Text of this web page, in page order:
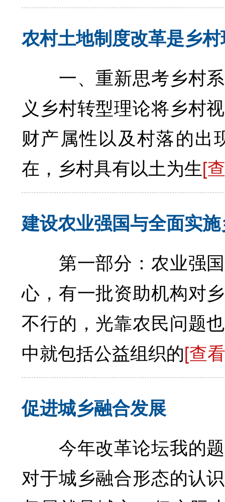
农村土地制度改革是乡
一、重新思考乡村
义乡村转型理论将乡村
财产属性以及村落的出
在，乡村具有以土为生[
建设农业强国与全面实
第一部分：农业强
心，有一批资助机构对
不行的，光靠农民问题
中就包括公益组织的[查
促进城乡融合发展
今年改革论坛我的题
对于城乡融合形态的认